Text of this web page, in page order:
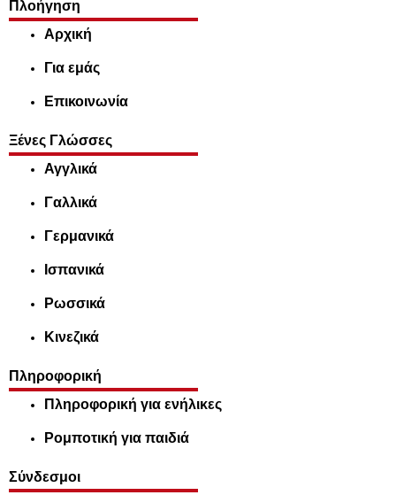
Πλοήγηση
Αρχική
Για εμάς
Επικοινωνία
Ξένες Γλώσσες
Αγγλικά
Γαλλικά
Γερμανικά
Ισπανικά
Ρωσσικά
Κινεζικά
Πληροφορική
Πληροφορική για ενήλικες
Ρομποτική για παιδιά
Σύνδεσμοι